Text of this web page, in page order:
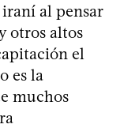
al pensar
otros altos
el
es la
muchos